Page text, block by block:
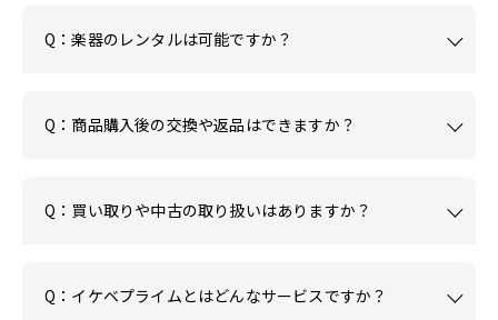
Q：楽器のレンタルは可能ですか？
Q：商品購入後の交換や返品はできますか？
Q：買い取りや中古の取り扱いはありますか？
Q：イケベプライムとはどんなサービスですか？